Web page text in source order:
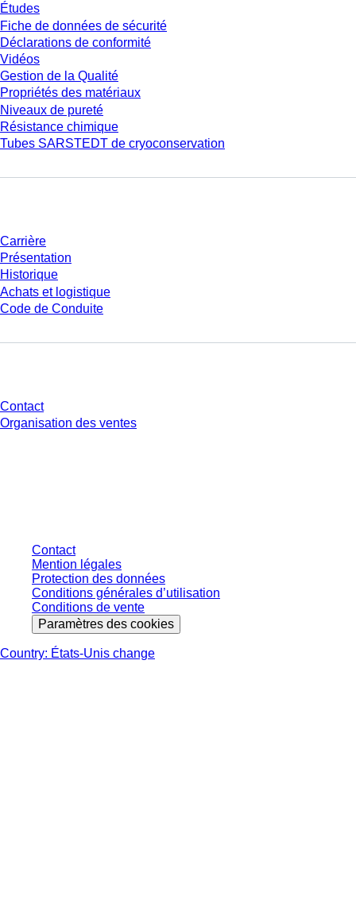
Études
Fiche de données de sécurité
Déclarations de conformité
Vidéos
Gestion de la Qualité
Propriétés des matériaux
Niveaux de pureté
Résistance chimique
Tubes SARSTEDT de cryoconservation
Carrière
Présentation
Historique
Achats et logistique
Code de Conduite
Contact
Organisation des ventes
Contact
Mention légales
Protection des données
Conditions générales d’utilisation
Conditions de vente
Paramètres des cookies
Country: États-Unis change